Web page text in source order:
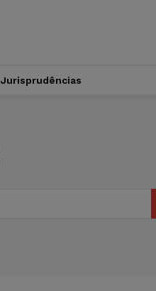
Jurisprudências